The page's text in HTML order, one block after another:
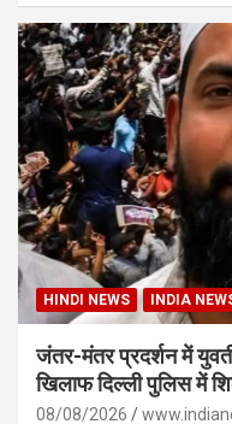
HINDI NEWS INDIA
जंतर-मंतर प्रदर्शन में
खिलाफ दिल्ली पुलिस में
08/08/2026